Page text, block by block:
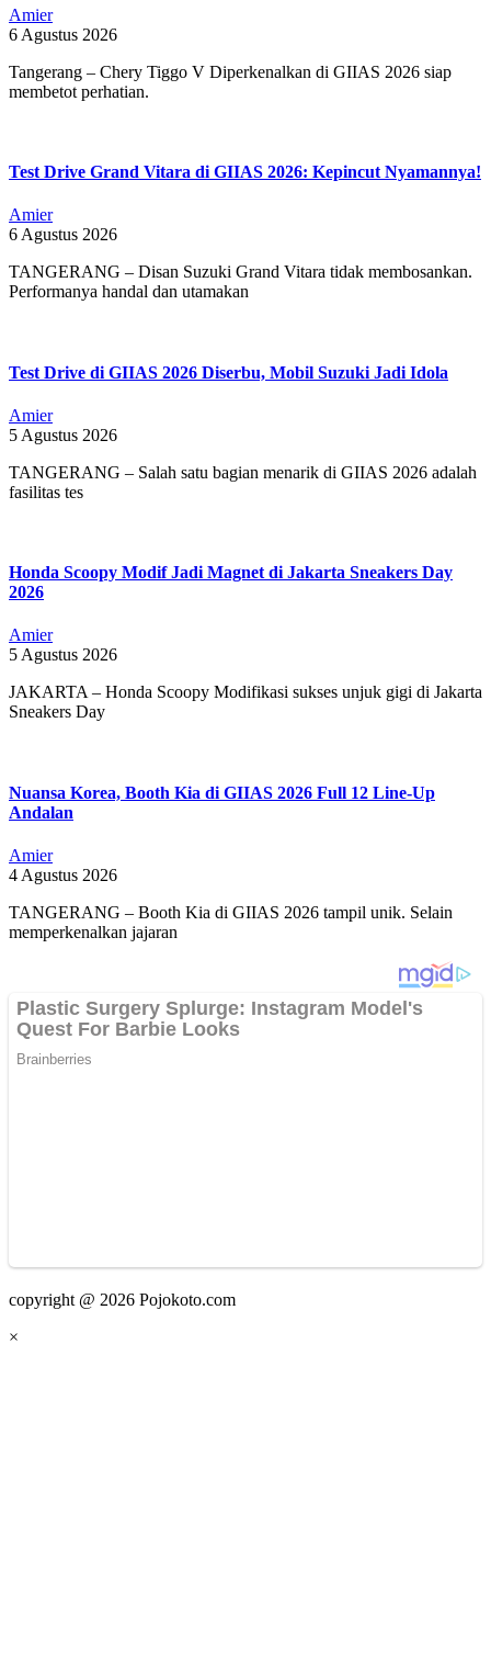
Amier
6 Agustus 2026
Tangerang – Chery Tiggo V Diperkenalkan di GIIAS 2026 siap
membetot perhatian.
Test Drive Grand Vitara di GIIAS 2026: Kepincut Nyamannya!
Amier
6 Agustus 2026
TANGERANG – Disan Suzuki Grand Vitara tidak membosankan.
Performanya handal dan utamakan
Test Drive di GIIAS 2026 Diserbu, Mobil Suzuki Jadi Idola
Amier
5 Agustus 2026
TANGERANG – Salah satu bagian menarik di GIIAS 2026 adalah
fasilitas tes
Honda Scoopy Modif Jadi Magnet di Jakarta Sneakers Day
2026
Amier
5 Agustus 2026
JAKARTA – Honda Scoopy Modifikasi sukses unjuk gigi di Jakarta
Sneakers Day
Nuansa Korea, Booth Kia di GIIAS 2026 Full 12 Line-Up
Andalan
Amier
4 Agustus 2026
TANGERANG – Booth Kia di GIIAS 2026 tampil unik. Selain
memperkenalkan jajaran
copyright @ 2026 Pojokoto.com
×